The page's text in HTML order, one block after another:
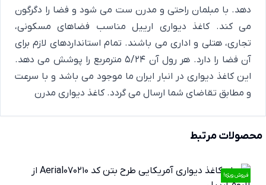
دهد. با مبلمان راحتی و مدرن ست می شود و فضا را دگرگون
می کند. کاغذ دیواری ارییل مناسب فضاهای مسکونی،
تجاری، هتلی و اداری می باشند. تمام استانداردهای لازم برای
آن فضا را دارد. هر رول آن 5/24 مترمربع را پوشش می دهد.
این کاغذ دیواری در انبار ایران ما موجود می باشد و با سرعت
و مطابق تقاضای شما ارسال می گردد.کاغذ دیواری مدرن
محصولات مرتبط
فروش ویژه!